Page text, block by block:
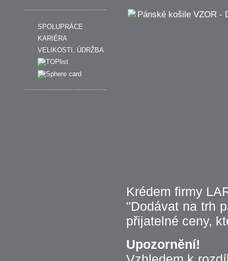
SPOLUPRÁCE
KARIÉRA
VELIKOSTI, ÚDRŽBA
Krédem firmy
"Dodávat na trh
přijatelné ceny,
Upozornění!